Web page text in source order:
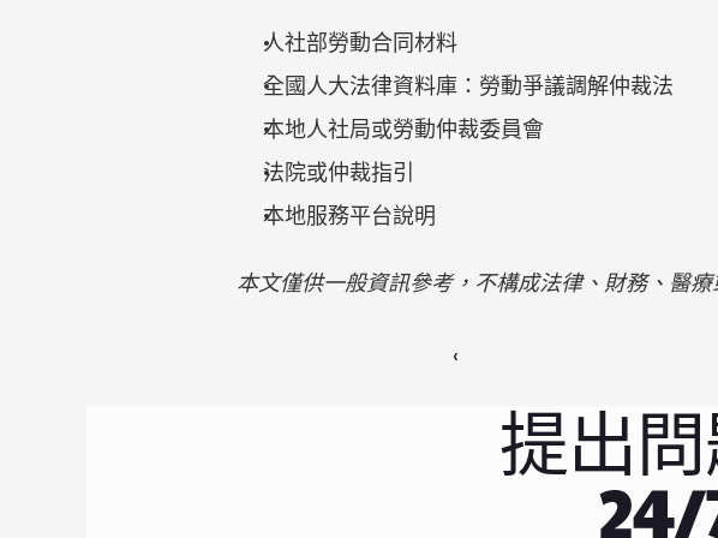
人社部勞動合同材料
全國人大法律資料庫：勞動爭議調解仲裁法
本地人社局或勞動仲裁委員會
法院或仲裁指引
本地服務平台說明
本文僅供一般資訊參考，不構成法律、財務、醫療
‹
提出
24/